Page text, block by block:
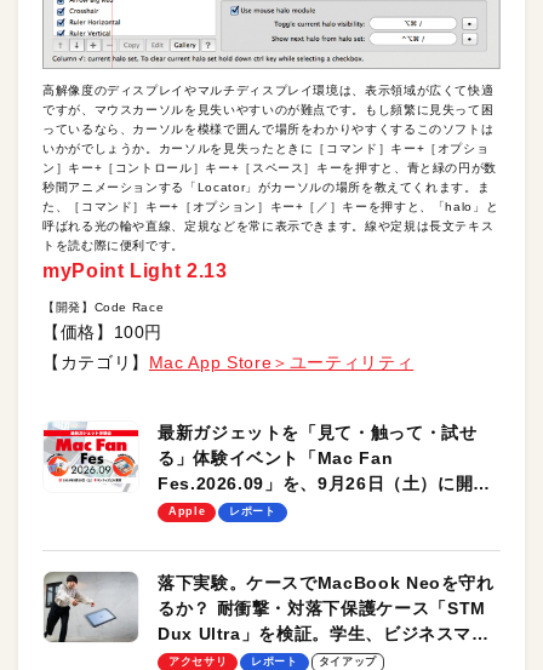
高解像度のディスプレイやマルチディスプレイ環境は、表示領域が広くて快適
ですが、マウスカーソルを見失いやすいのが難点です。もし頻繁に見失って困
っているなら、カーソルを模様で囲んで場所をわかりやすくするこのソフトは
いかがでしょうか。カーソルを見失ったときに［コマンド］キー+［オプショ
ン］キー+［コントロール］キー+［スペース］キーを押すと、青と緑の円が数
秒間アニメーションする「Locator」がカーソルの場所を教えてくれます。ま
た、［コマンド］キー+［オプション］キー+［／］キーを押すと、「halo」と
呼ばれる光の輪や直線、定規などを常に表示できます。線や定規は長文テキス
トを読む際に便利です。
myPoint Light 2.13
【開発】Code Race
【価格】100円
【カテゴリ】 Mac App Store＞ユーティリティ
最新ガジェットを「見て・触って・試せ
る」体験イベント「Mac Fan
Fes.2026.09」を、9月26日（土）に開催
します！
Apple レポート
落下実験。ケースでMacBook Neoを守れ
るか？ 耐衝撃・対落下保護ケース「STM
Dux Ultra」を検証。学生、ビジネスマン
のモバイルユースに最適！
アクセサリ レポート タイアップ